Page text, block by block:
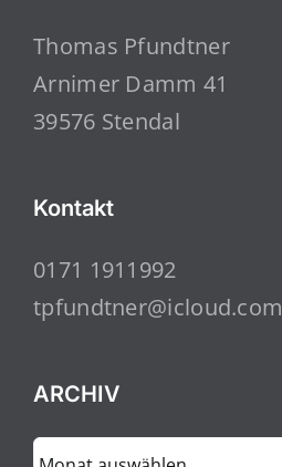
Thomas Pfundtner
Arnimer Damm 41
39576 Stendal
Kontakt
0171 1911992
tpfundtner@icloud.com
ARCHIV
ARCHIV